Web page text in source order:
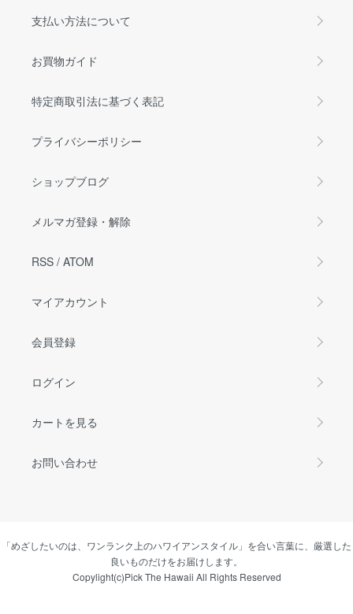
支払い方法について
お買物ガイド
特定商取引法に基づく表記
プライバシーポリシー
ショップブログ
メルマガ登録・解除
RSS / ATOM
マイアカウント
会員登録
ログイン
カートを見る
お問い合わせ
「めざしたいのは、ワンランク上のハワイアンスタイル」を合い言葉に、厳選した
良いものだけをお届けします。
Copylight(c)Pick The Hawaii All Rights Reserved